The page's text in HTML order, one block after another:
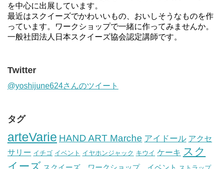
を中心に出展しています。
最近はスクイーズでかわいいもの、おいしそうなものを作
っています。ワークショップで一緒に作ってみませんか。
一般社団法人日本スクイーズ協会認定講師です。
Twitter
@yoshijune624さんのツイート
タグ
arteVarie HAND ART Marche アイドール アクセ
サリー イチゴ イベント イヤホンジャック キウイ ケーキ スク
イーズ スクイーズ、ワークショップ、イベント